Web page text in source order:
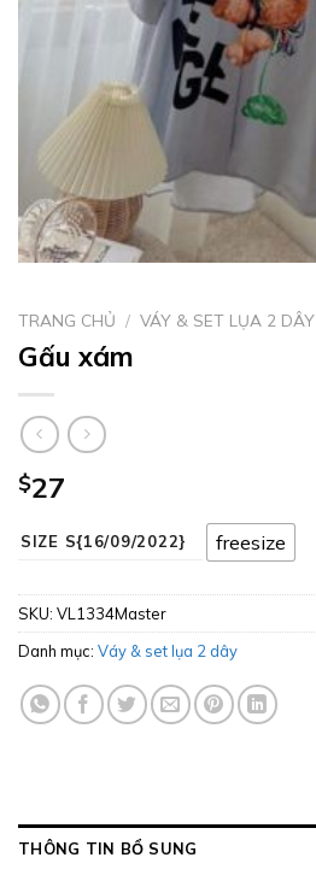
TRANG CHỦ / VÁY & SET LỤA 2 DÂY
Gấu xám
$27
SIZE S{16/09/2022} freesize
SKU: VL1334Master
Danh mục: Váy & set lụa 2 dây
THÔNG TIN BỔ SUNG